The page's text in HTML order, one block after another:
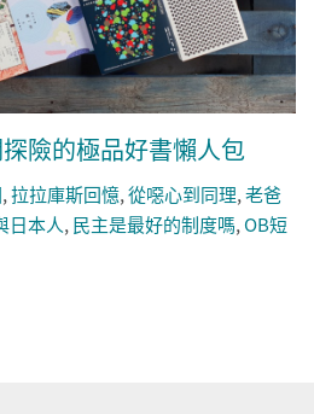
險的極品好書懶人包
,拉拉庫斯回憶,從噁心到同理,老爸
日本人,民主是最好的制度嗎,OB短